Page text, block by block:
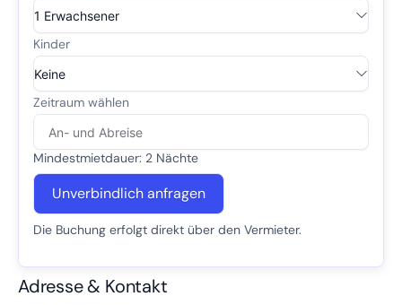
Mindestmietdauer: 2 Nächte
Unverbindlich anfragen
Die Buchung erfolgt direkt über den Vermieter.
Adresse & Kontakt